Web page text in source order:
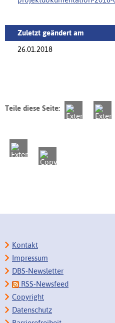
Zuletzt geändert am
26.01.2018
Teile diese Seite:
Kontakt
Impressum
DBS-Newsletter
RSS-Newsfeed
Copyright
Datenschutz